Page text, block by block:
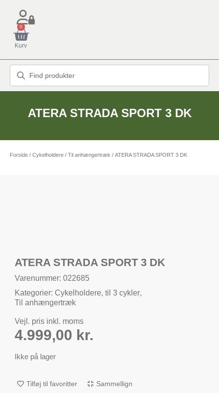
0
Kurv
ATERA STRADA SPORT 3 DK
Forside / Cykelholdere / Til anhængertræk / ATERA STRADA SPORT 3 DK
ATERA STRADA SPORT 3 DK
Varenummer: 022685
Kategorier: Cykelholdere, til 3 cykler,
Til anhængertræk
Vejl. pris inkl. moms
4.999,00 kr.
Ikke på lager
Tilføj til favoritter Sammellign